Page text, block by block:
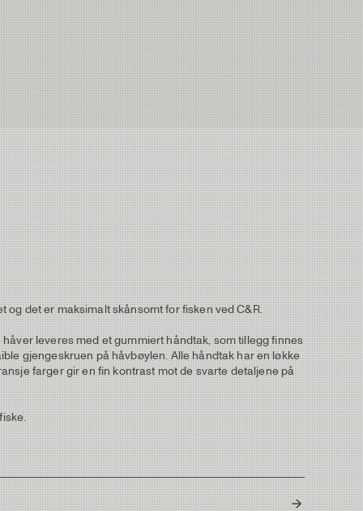
det er maksimalt skånsomt for fisken ved C&R.
leveres med et gummiert håndtak, som tillegg finnes
gjengeskruen på håvbøylen. Alle håndtak har en løkke
farger gir en fin kontrast mot de svarte detaljene på